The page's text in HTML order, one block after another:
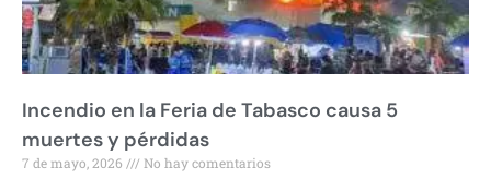
Incendio en la Feria de Tabasco causa 5
muertes y pérdidas
7 de mayo, 2026 No hay comentarios